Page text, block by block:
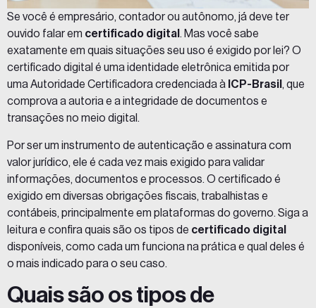
Se você é empresário, contador ou autônomo, já deve ter
ouvido falar em certificado digital . Mas você sabe
exatamente em quais situações seu uso é exigido por lei? O
certificado digital é uma identidade eletrônica emitida por
uma Autoridade Certificadora credenciada à ICP-Brasil , que
comprova a autoria e a integridade de documentos e
transações no meio digital.
Por ser um instrumento de autenticação e assinatura com
valor jurídico, ele é cada vez mais exigido para validar
informações, documentos e processos. O certificado é
exigido em diversas obrigações fiscais, trabalhistas e
contábeis, principalmente em plataformas do governo. Siga a
leitura e confira quais são os tipos de certificado digital
disponíveis, como cada um funciona na prática e qual deles é
o mais indicado para o seu caso.
Quais são os tipos de